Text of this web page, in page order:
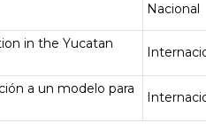
Nacional
in the Yucatan
a un modelo para